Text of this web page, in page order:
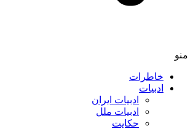
منو
خاطرات
ادبیات
ادبیات ایران
ادبیات ملل
حکایت